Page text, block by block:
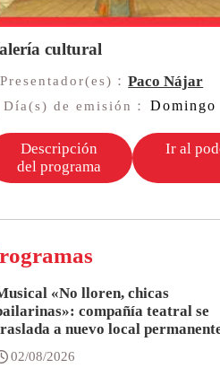
cultural
Presentador(es)：Paco Nájar
Día(s) de emisión： Domingo
Descripción
del programa
Ir al
«No lloren, chicas
compañía teatral se
a nuevo local
02/08/2026